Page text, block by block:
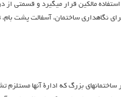
مالكين قرار ميگيرد و قسمتي
ساختمان، آسفالت پشت بام،
بزرگ كه ادارة آنها مستلزم